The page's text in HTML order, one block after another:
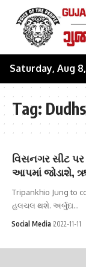
Saturday, Aug
Tag:
વિસનગર સીટ પર
આપમાં જોડાશે,
Tripankhio Jung to
હલચલ થશે. અર્બુદા…
Social Media 2022-11-11